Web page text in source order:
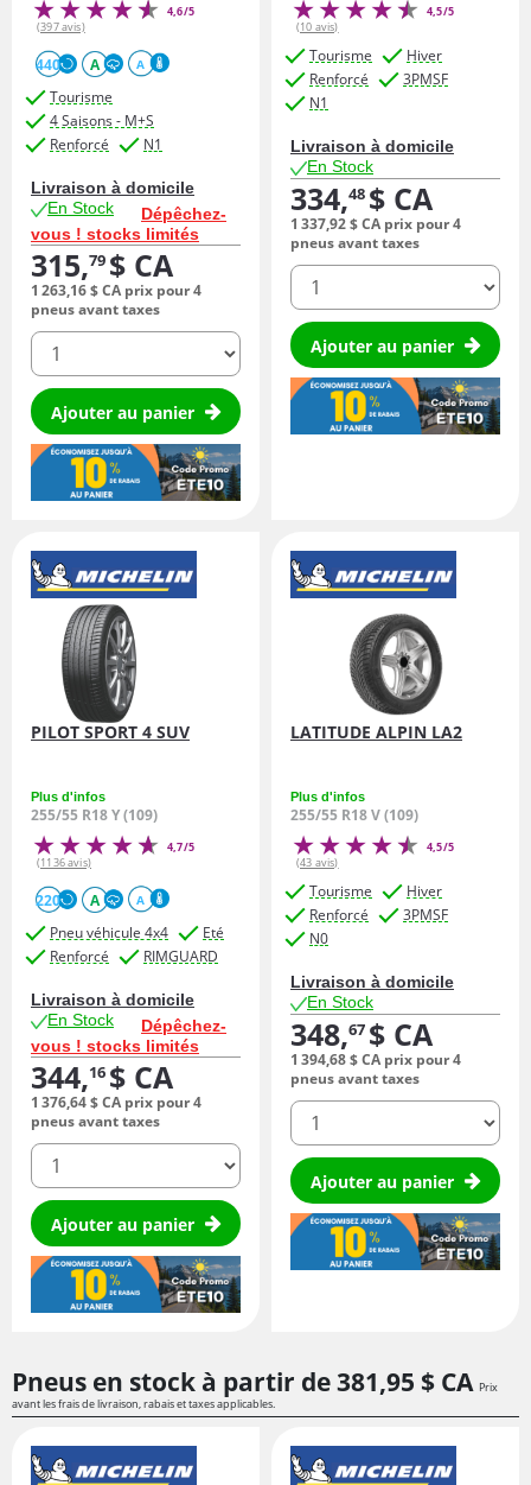
4,6/5
(397 avis)
440 A A
Tourisme
4 Saisons - M+S
Renforcé
N1
Livraison à domicile
En Stock
Dépêchez-
vous ! stocks limités
315,79 $ CA
1 263,16$ CA prix pour 4
pneus avant taxes
quantité
Ajouter au panier
4,5/5
(10 avis)
Tourisme
Hiver
Renforcé
3PMSF
N1
Livraison à domicile
En Stock
334,48 $ CA
1 337,92$ CA prix pour 4
pneus avant taxes
quantité
Ajouter au panier
PILOT SPORT 4 SUV
Plus d'infos
255/55 R18 Y (109)
4,7/5
(1136 avis)
220 A A
Pneu véhicule 4x4
Eté
Renforcé
RIMGUARD
Livraison à domicile
En Stock
Dépêchez-
vous ! stocks limités
344,16 $ CA
1 376,64$ CA prix pour 4
pneus avant taxes
quantité
Ajouter au panier
LATITUDE ALPIN LA2
Plus d'infos
255/55 R18 V (109)
4,5/5
(43 avis)
Tourisme
Hiver
Renforcé
3PMSF
N0
Livraison à domicile
En Stock
348,67 $ CA
1 394,68$ CA prix pour 4
pneus avant taxes
quantité
Ajouter au panier
Pneus en stock à partir de381,95 $ CA Prix
avant les frais de livraison, rabais et taxes applicables.